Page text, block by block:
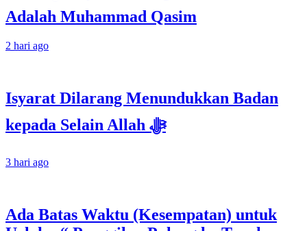
Adalah Muhammad Qasim
2 hari ago
Isyarat Dilarang Menundukkan Badan
kepada Selain Allah ﷻ
3 hari ago
Ada Batas Waktu (Kesempatan) untuk